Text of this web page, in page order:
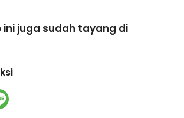
ini juga sudah tayang di